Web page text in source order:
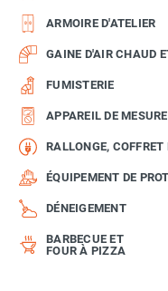
ARMOIRE D'ATELIER
GAINE D'AIR CHAUD
FUMISTERIE
APPAREIL DE MESURE
RALLONGE,
ÉQUIPEMENT DE
DÉNEIGEMENT
BARBECUE ET
FOUR À PIZZA